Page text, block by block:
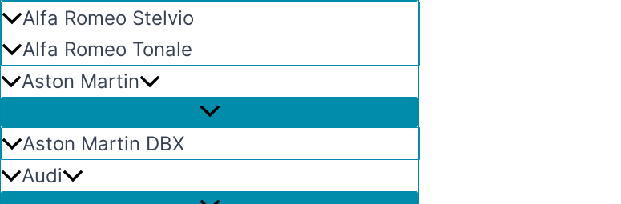
Alfa Romeo Stelvio
Alfa Romeo Tonale
Aston Martin
Aston Martin DBX
Audi